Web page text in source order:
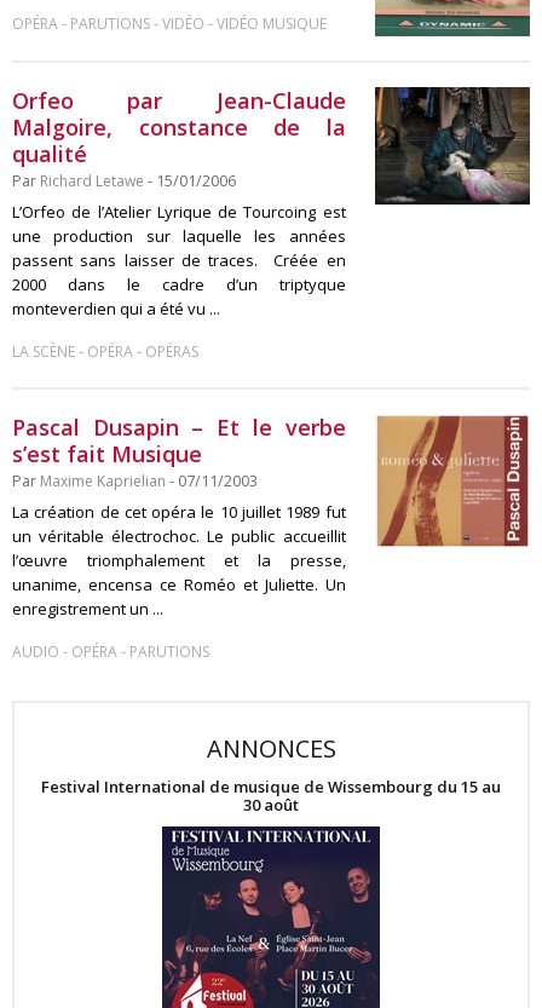
OPÉRA- PARUTIONS-VIDÉO -VIDÉO MUSIQUE
Orfeo par Jean-Claude
Malgoire, constance de la
qualité
Par Richard Letawe - 15/01/2006
L’Orfeo de l’Atelier Lyrique de Tourcoing est
une production sur laquelle les années
passent sans laisser de traces. Créée en
2000 dans le cadre d’un triptyque
monteverdien qui a été vu ...
LA SCÈNE- OPÉRA- OPÉRAS
Pascal Dusapin – Et le verbe
s’est fait Musique
Par Maxime Kaprielian - 07/11/2003
La création de cet opéra le 10 juillet 1989 fut
un véritable électrochoc. Le public accueillit
l’œuvre triomphalement et la presse,
unanime, encensa ce Roméo et Juliette. Un
enregistrement un ...
AUDIO - OPÉRA- PARUTIONS
ANNONCES
Festival International de musique de Wissembourg du 15 au
30 août